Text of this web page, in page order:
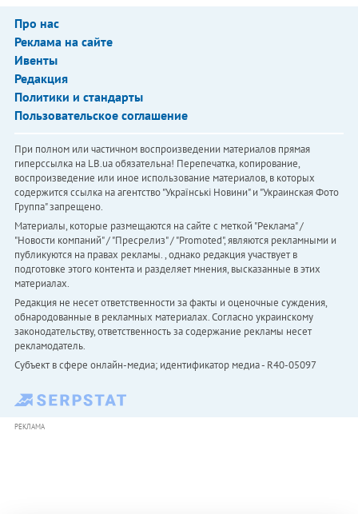
Про нас
Реклама на сайте
Ивенты
Редакция
Политики и стандарты
Пользовательское соглашение
При полном или частичном воспроизведении материалов прямая
гиперссылка на LB.ua обязательна! Перепечатка, копирование,
воспроизведение или иное использование материалов, в которых
содержится ссылка на агентство "Українськi Новини" и "Украинская Фото
Группа" запрещено.
Материалы, которые размещаются на сайте с меткой "Реклама" /
"Новости компаний" / "Пресрелиз" / "Promoted", являются рекламными и
публикуются на правах рекламы. , однако редакция участвует в
подготовке этого контента и разделяет мнения, высказанные в этих
материалах.
Редакция не несет ответственности за факты и оценочные суждения,
обнародованные в рекламных материалах. Согласно украинскому
законодательству, ответственность за содержание рекламы несет
рекламодатель.
Субъект в сфере онлайн-медиа; идентификатор медиа - R40-05097
РЕКЛАМА